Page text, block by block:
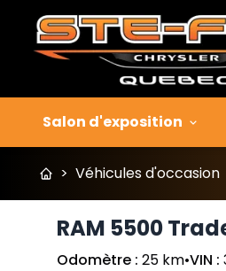
Salon d'exposition
> Véhicules d'occasion
RAM 5500
Odomètre : 25 km•VIN :